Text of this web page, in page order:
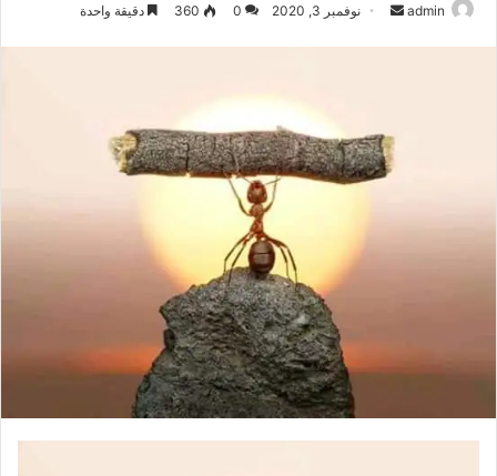
admin
أرسل نوفمبر 3, 2020 0
360 دقيقة واحدة